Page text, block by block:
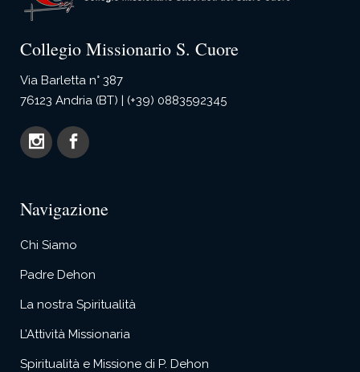
Collegio Missionario S. Cuore
Via Barletta n° 387
76123 Andria (BT) | (+39) 0883592345
Navigazione
Chi Siamo
Padre Dehon
La nostra Spiritualità
L’Attività Missionaria
Spiritualità e Missione di P. Dehon